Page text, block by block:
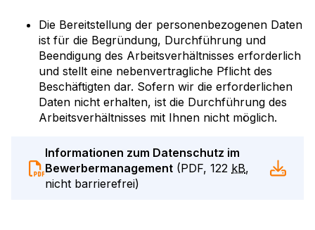
Die Bereitstellung der personenbezogenen Daten
ist für die Begründung, Durchführung und
Beendigung des Arbeitsverhältnisses erforderlich
und stellt eine nebenvertragliche Pflicht des
Beschäftigten dar. Sofern wir die erforderlichen
Daten nicht erhalten, ist die Durchführung des
Arbeitsverhältnisses mit Ihnen nicht möglich.
Informationen zum Datenschutz im
Bewerbermanagement (PDF, 122 kB,
nicht barrierefrei)